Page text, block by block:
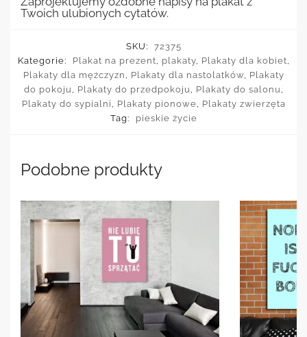
Twoich ulubionych cytatów.
SKU:
72375
Kategorie:
Plakat na prezent plakaty, Plakaty dla kobiet
Plakaty dla mężczyzn
Plakaty dla nastolatków, Plakaty
do pokoju
Plakaty do przedpokoju Plakaty do salonu
Plakaty do sypialni
Plakaty pionowe
Plakaty zwierzęta
Tag:
pieskie życie
Podobne produkty